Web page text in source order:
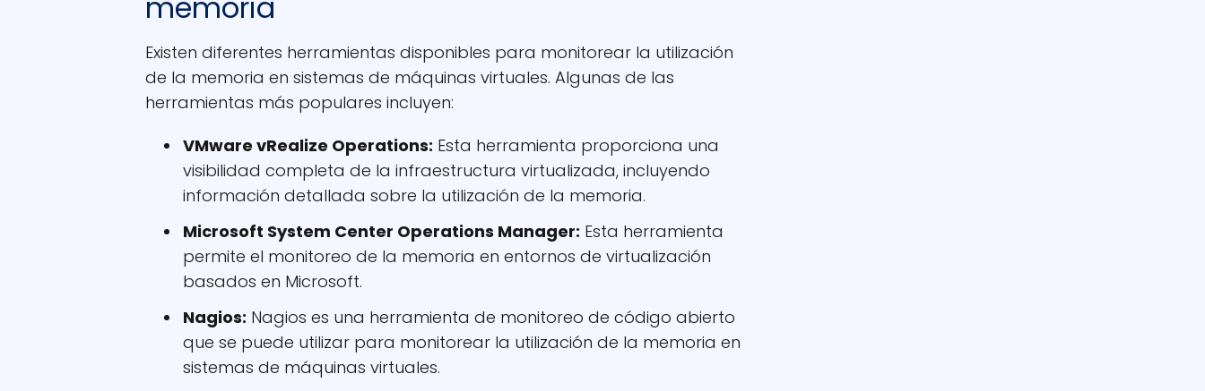
Existen diferentes herramientas disponibles para monitorear la utilización
de la memoria en sistemas de máquinas virtuales. Algunas de las
herramientas más populares incluyen:
VMware vRealize Operations: Esta herramienta proporciona una
visibilidad completa de la infraestructura virtualizada, incluyendo
información detallada sobre la utilización de la memoria.
Microsoft System Center Operations Manager: Esta herramienta
permite el monitoreo de la memoria en entornos de virtualización
basados en Microsoft.
Nagios: Nagios es una herramienta de monitoreo de código abierto
que se puede utilizar para monitorear la utilización de la memoria en
sistemas de máquinas virtuales.